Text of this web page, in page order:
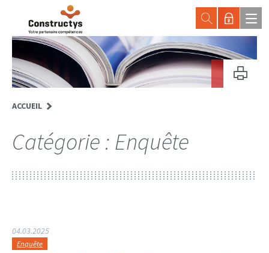
ACCUEIL
Catégorie : Enquête
04.03.2025
Enquête